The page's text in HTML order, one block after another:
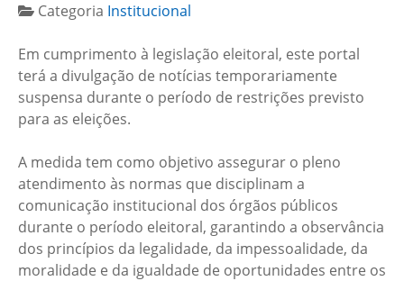
Categoria Institucional
Em cumprimento à legislação eleitoral, este portal
terá a divulgação de notícias temporariamente
suspensa durante o período de restrições previsto
para as eleições.
A medida tem como objetivo assegurar o pleno
atendimento às normas que disciplinam a
comunicação institucional dos órgãos públicos
durante o período eleitoral, garantindo a observância
dos princípios da legalidade, da impessoalidade, da
moralidade e da igualdade de oportunidades entre os